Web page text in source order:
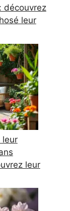
découvrez
leur
leur
leur